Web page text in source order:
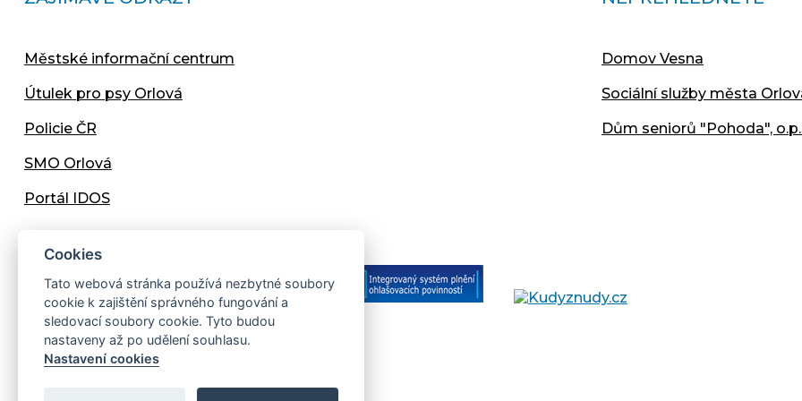
Městské informační centrum
Útulek pro psy Orlová
Policie ČR
SMO Orlová
Portál IDOS
Domov Vesna
Sociální služby města
Dům seniorů "Pohoda",
Copyright © 2013 - 2026 Městský úřad Orlová
Cookies
Tato webová stránka používá nezbytné soubory
cookie k zajištění správného fungování a
sledovací soubory cookie. Tyto budou
nastaveny až po udělení souhlasu.
Nastavení cookies